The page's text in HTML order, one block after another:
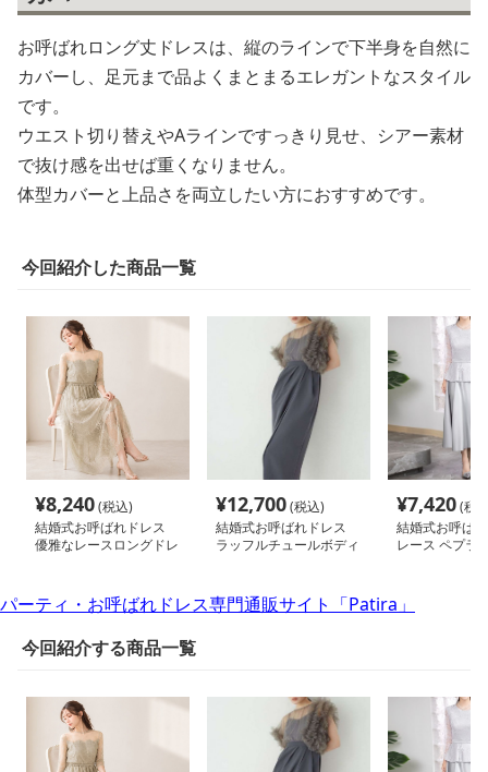
お呼ばれロング丈ドレスは、縦のラインで下半身を自然に
カバーし、足元まで品よくまとまるエレガントなスタイル
です。
ウエスト切り替えやAラインですっきり見せ、シアー素材
で抜け感を出せば重くなりません。
体型カバーと上品さを両立したい方におすすめです。
今回紹介した商品一覧
¥8,240(税込)
結婚式お呼ばれドレス
優雅なレースロングドレ
¥12,700(税込)
結婚式お呼ばれドレス
ラッフルチュールボディ
¥7,420(税
結婚式お呼ば
レース ペプラ
パーティ・お呼ばれドレス専門通販サイト「Patira」
今回紹介する商品一覧